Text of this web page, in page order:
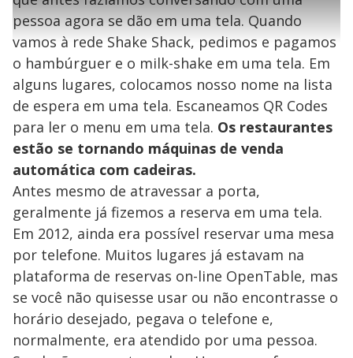
l
a
y
V
i
d
e
s
n
d
s
0
s
e
u
n
o
s
M
u
e
n
pessoa agora se dão em uma tela. Quando
vamos à rede Shake Shack, pedimos e pagamos
o hambúrguer e o milk-shake em uma tela. Em
alguns lugares, colocamos nosso nome na lista
de espera em uma tela. Escaneamos QR Codes
para ler o menu em uma tela. Os restaurantes
estão se tornando máquinas de venda
automática com cadeiras.
Antes mesmo de atravessar a porta,
geralmente já fizemos a reserva em uma tela.
Em 2012, ainda era possível reservar uma mesa
por telefone. Muitos lugares já estavam na
plataforma de reservas on-line OpenTable, mas
se você não quisesse usar ou não encontrasse o
horário desejado, pegava o telefone e,
normalmente, era atendido por uma pessoa.